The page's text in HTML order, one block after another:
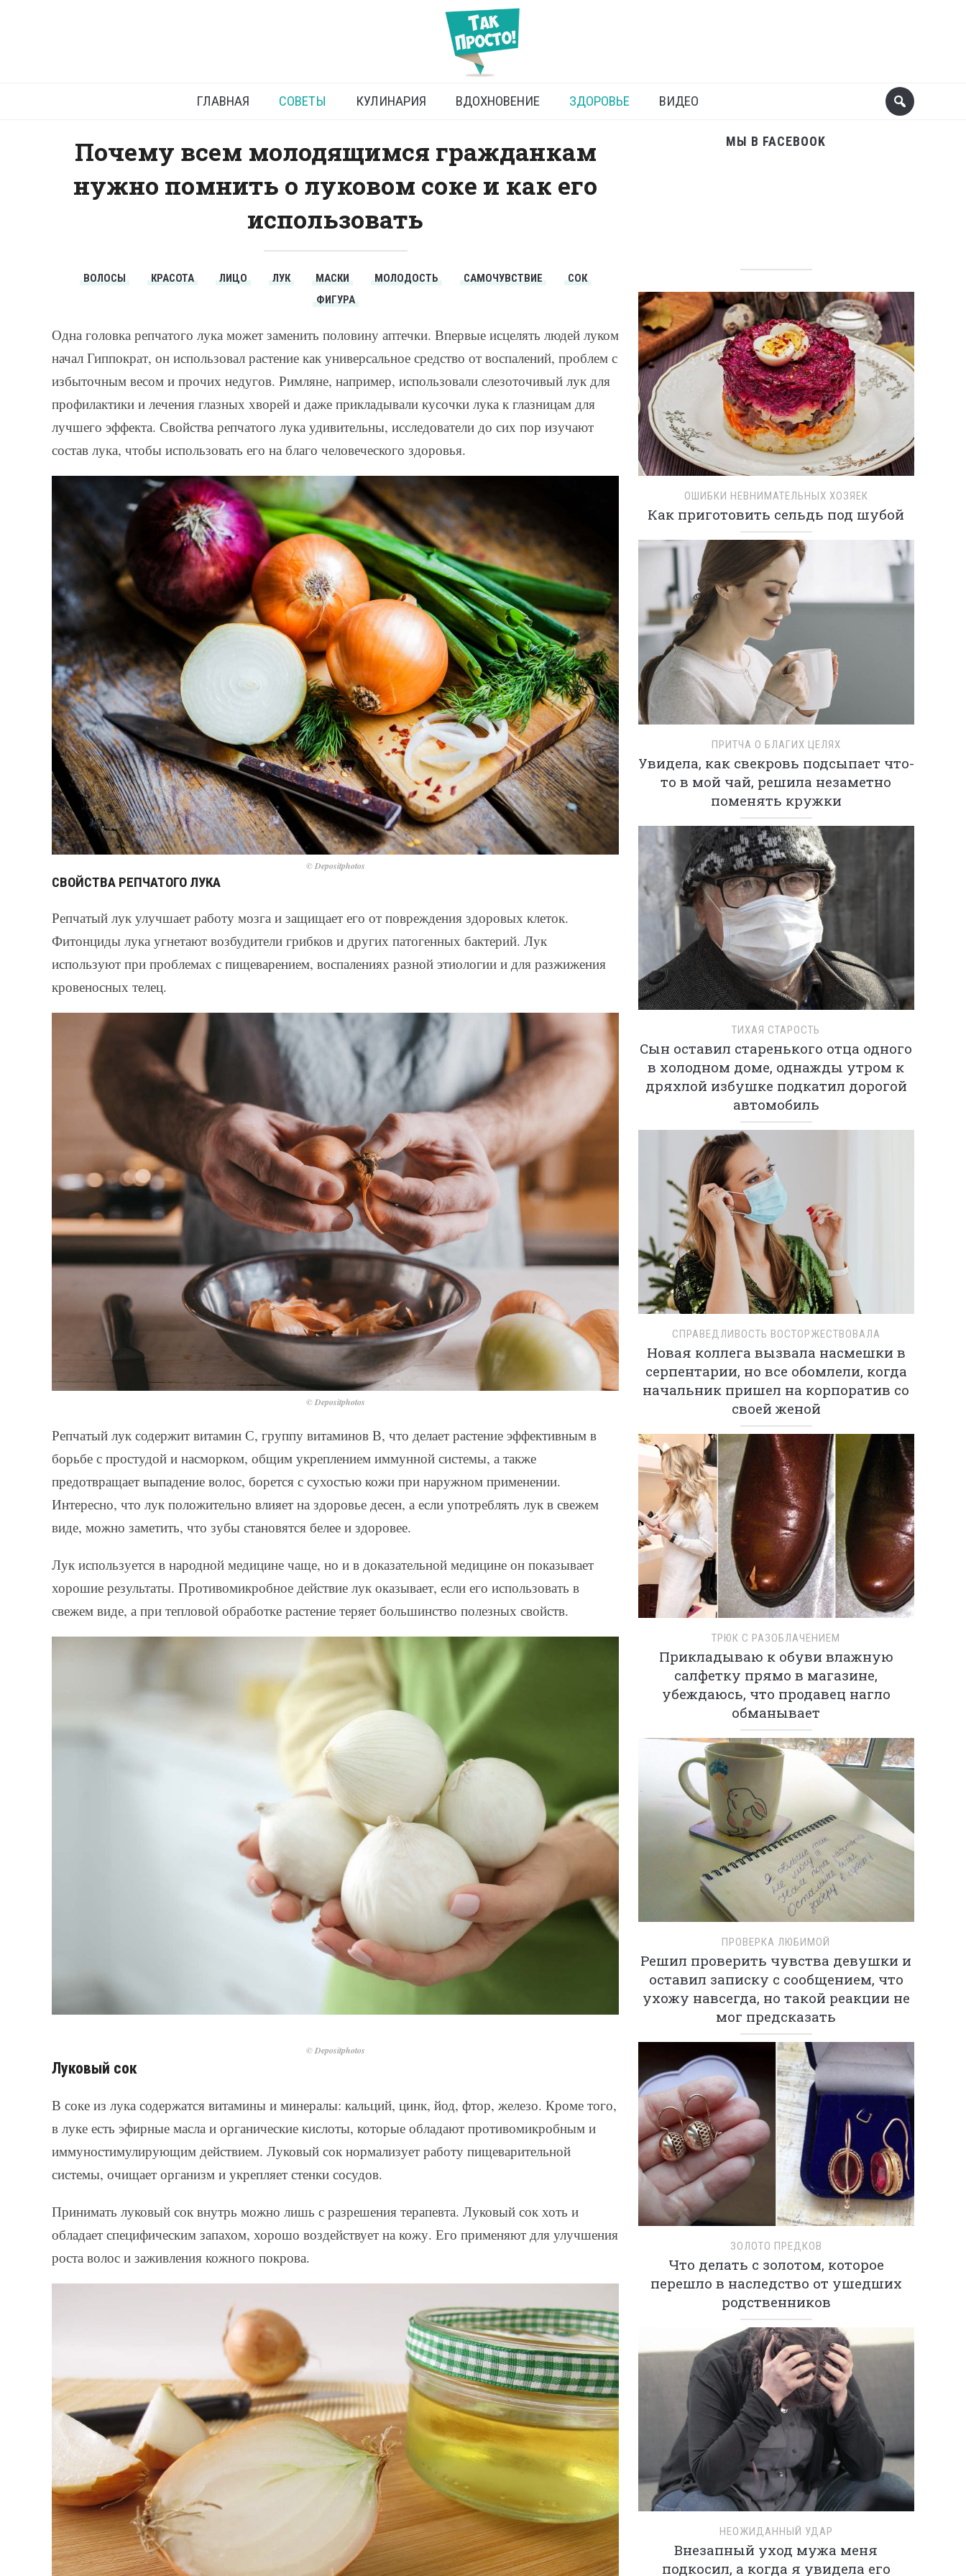
Свойства репчатого лука
ГЛАВНАЯ СОВЕТЫ КУЛИНАРИЯ ВДОХНОВЕНИЕ ЗДОРОВЬЕ ВИДЕО
Почему всем молодящимся гражданкам
нужно помнить о луковом соке и как его
использовать
ВОЛОСЫ КРАСОТА ЛИЦО ЛУК МАСКИ МОЛОДОСТЬ САМОЧУВСТВИЕ
СОК
ФИГУРА
Одна головка репчатого лука может заменить половину аптечки. Впервые исцелять людей луком
начал Гиппократ, он использовал растение как универсальное средство от воспалений, проблем с
избыточным весом и прочих недугов. Римляне, например, использовали слезоточивый лук для
профилактики и лечения глазных хворей и даже прикладывали кусочки лука к глазницам для
лучшего эффекта. Свойства репчатого лука удивительны, исследователи до сих пор изучают
состав лука, чтобы использовать его на благо человеческого здоровья.
© Depositphotos
СВОЙСТВА РЕПЧАТОГО ЛУКА
Репчатый лук улучшает работу мозга и защищает его от повреждения здоровых клеток.
Фитонциды лука угнетают возбудители грибков и других патогенных бактерий. Лук
используют при проблемах с пищеварением, воспалениях разной этиологии и для разжижения
кровеносных телец.
© Depositphotos
Репчатый лук содержит витамин С, группу витаминов В, что делает растение эффективным в
борьбе с простудой и насморком, общим укреплением иммунной системы, а также
предотвращает выпадение волос, борется с сухостью кожи при наружном применении.
Интересно, что лук положительно влияет на здоровье десен, а если употреблять лук в свежем
виде, можно заметить, что зубы становятся белее и здоровее.
Лук используется в народной медицине чаще, но и в доказательной медицине он показывает
хорошие результаты. Противомикробное действие лук оказывает, если его использовать в
свежем виде, а при тепловой обработке растение теряет большинство полезных свойств.
© Depositphotos
Луковый сок
В соке из лука содержатся витамины и минералы: кальций, цинк, йод, фтор, железо. Кроме того,
в луке есть эфирные масла и органические кислоты, которые обладают противомикробным и
иммуностимулирующим действием. Луковый сок нормализует работу пищеварительной
системы, очищает организм и укрепляет стенки сосудов.
Принимать луковый сок внутрь можно лишь с разрешения терапевта. Луковый сок хоть и
обладает специфическим запахом, хорошо воздействует на кожу. Его применяют для улучшения
роста волос и заживления кожного покрова.
МЫ В FACEBOOK
ОШИБКИ НЕВНИМАТЕЛЬНЫХ ХОЗЯЕК
Как приготовить сельдь под шубой
ПРИТЧА О БЛАГИХ ЦЕЛЯХ
Увидела, как свекровь подсыпает что-
то в мой чай, решила незаметно
поменять кружки
ТИХАЯ СТАРОСТЬ
Сын оставил старенького отца одного
в холодном доме, однажды утром к
дряхлой избушке подкатил дорогой
автомобиль
СПРАВЕДЛИВОСТЬ ВОСТОРЖЕСТВОВАЛА
Новая коллега вызвала насмешки в
серпентарии, но все обомлели, когда
начальник пришел на корпоратив со
своей женой
ТРЮК С РАЗОБЛАЧЕНИЕМ
Прикладываю к обуви влажную
салфетку прямо в магазине,
убеждаюсь, что продавец нагло
обманывает
ПРОВЕРКА ЛЮБИМОЙ
Решил проверить чувства девушки и
оставил записку с сообщением, что
ухожу навсегда, но такой реакции не
мог предсказать
ЗОЛОТО ПРЕДКОВ
Что делать с золотом, которое
перешло в наследство от ушедших
родственников
НЕОЖИДАННЫЙ УДАР
Внезапный уход мужа меня
подкосил, а когда я увидела его